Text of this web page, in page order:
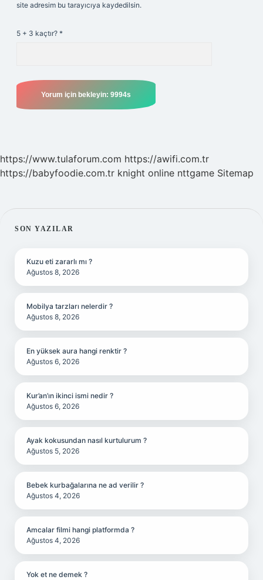
site adresim bu tarayıcıya kaydedilsin.
5 + 3 kaçtır? *
https://www.tulaforum.com https://awifi.com.tr
https://babyfoodie.com.tr knight online nttgame Sitemap
SIDEBAR
SON YAZILAR
Kuzu eti zararlı mı ?
Ağustos 8, 2026
Mobilya tarzları nelerdir ?
Ağustos 8, 2026
En yüksek aura hangi renktir ?
Ağustos 6, 2026
Kur’an’ın ikinci ismi nedir ?
Ağustos 6, 2026
Ayak kokusundan nasıl kurtulurum ?
Ağustos 5, 2026
Bebek kurbağalarına ne ad verilir ?
Ağustos 4, 2026
Amcalar filmi hangi platformda ?
Ağustos 4, 2026
Yok et ne demek ?